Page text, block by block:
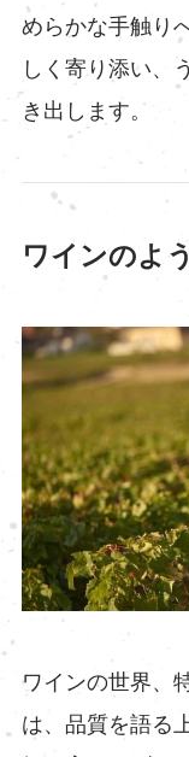
めらかな手触り
しく寄り添い、
き出します。
ワインのよ
ワインの世界、
は、品質を語る